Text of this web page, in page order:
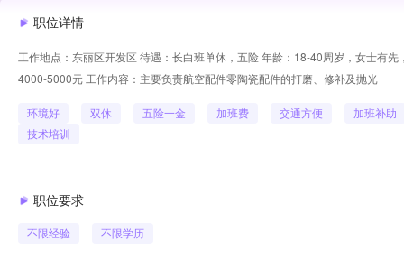
职位详情
工作地点：东丽区开发区 待遇：长白班单休，五险 年龄：18-40周岁，女士有
4000-5000元 工作内容：主要负责航空配件零陶瓷配件的打磨、修补及抛光
环境好 双休 五险一金 加班费 交通方便
加班补助
技术培训
职位要求
不限经验 不限学历